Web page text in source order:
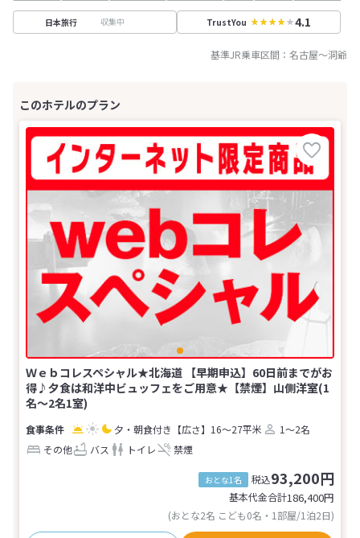
日本旅行 収集中 TrustYou 4.1
基準JR乗車区間： 名古屋～洞爺
Ｗｅｂコレスペシャル★北海道 【早期申込】60日前までがお
得♪夕食は和洋中ビュッフェをご用意★【禁煙】山側洋室(1
名～2名1室)
夕・朝食付き 【広さ】16～27平米
1～2名
その他
バス トイレ 禁煙
おとな1名 税込93,200円
基本代金合計186,400円
(おとな2名 こども0名・1部屋/1泊2日)